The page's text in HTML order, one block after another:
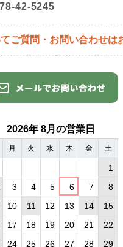
42-5245
ご質問・ お問い合わせは